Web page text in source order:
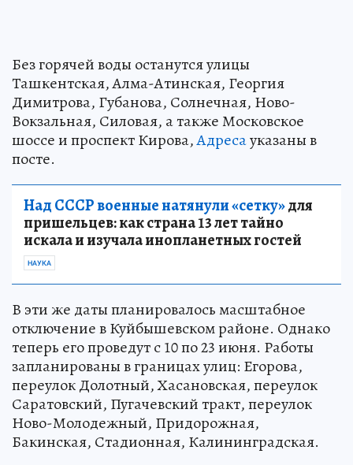
Без горячей воды останутся улицы
Ташкентская, Алма-Атинская, Георгия
Димитрова, Губанова, Солнечная, Ново-
Вокзальная, Силовая, а также Московское
шоссе и проспект Кирова,Адресауказаны в
посте.
Над СССР военные натянули «сетку»для
пришельцев: как страна 13 лет тайно
искала и изучала инопланетных гостей
НАУКА
В эти же даты планировалось масштабное
отключение в Куйбышевском районе. Однако
теперь его проведут с 10 по 23 июня. Работы
запланированы в границах улиц: Егорова,
переулок Долотный, Хасановская, переулок
Саратовский, Пугачевский тракт, переулок
Ново-Молодежный, Придорожная,
Бакинская, Стадионная, Калининградская.